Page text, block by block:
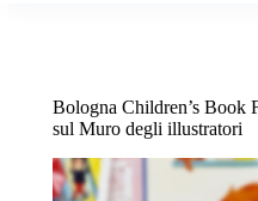
Bologna Children’s Book
sul Muro degli illustratori